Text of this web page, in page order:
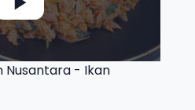
Nusantara - Ikan